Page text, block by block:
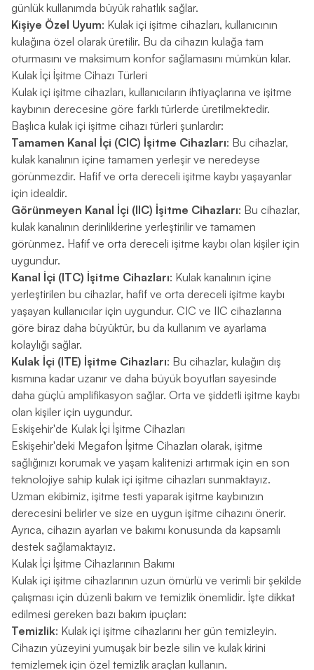
günlük kullanımda büyük rahatlık sağlar.
Kişiye Özel Uyum: Kulak içi işitme cihazları, kullanıcının
kulağına özel olarak üretilir. Bu da cihazın kulağa tam
oturmasını ve maksimum konfor sağlamasını mümkün kılar.
Kulak İçi İşitme Cihazı Türleri
Kulak içi işitme cihazları, kullanıcıların ihtiyaçlarına ve işitme
kaybının derecesine göre farklı türlerde üretilmektedir.
Başlıca kulak içi işitme cihazı türleri şunlardır:
Tamamen Kanal İçi (CIC) İşitme Cihazları: Bu cihazlar,
kulak kanalının içine tamamen yerleşir ve neredeyse
görünmezdir. Hafif ve orta dereceli işitme kaybı yaşayanlar
için idealdir.
Görünmeyen Kanal İçi (IIC) İşitme Cihazları: Bu cihazlar,
kulak kanalının derinliklerine yerleştirilir ve tamamen
görünmez. Hafif ve orta dereceli işitme kaybı olan kişiler için
uygundur.
Kanal İçi (ITC) İşitme Cihazları: Kulak kanalının içine
yerleştirilen bu cihazlar, hafif ve orta dereceli işitme kaybı
yaşayan kullanıcılar için uygundur. CIC ve IIC cihazlarına
göre biraz daha büyüktür, bu da kullanım ve ayarlama
kolaylığı sağlar.
Kulak İçi (ITE) İşitme Cihazları: Bu cihazlar, kulağın dış
kısmına kadar uzanır ve daha büyük boyutları sayesinde
daha güçlü amplifikasyon sağlar. Orta ve şiddetli işitme kaybı
olan kişiler için uygundur.
Eskişehir'de Kulak İçi İşitme Cihazları
Eskişehir'deki Megafon İşitme Cihazları olarak, işitme
sağlığınızı korumak ve yaşam kalitenizi artırmak için en son
teknolojiye sahip kulak içi işitme cihazları sunmaktayız.
Uzman ekibimiz, işitme testi yaparak işitme kaybınızın
derecesini belirler ve size en uygun işitme cihazını önerir.
Ayrıca, cihazın ayarları ve bakımı konusunda da kapsamlı
destek sağlamaktayız.
Kulak İçi İşitme Cihazlarının Bakımı
Kulak içi işitme cihazlarının uzun ömürlü ve verimli bir şekilde
çalışması için düzenli bakım ve temizlik önemlidir. İşte dikkat
edilmesi gereken bazı bakım ipuçları:
Temizlik: Kulak içi işitme cihazlarını her gün temizleyin.
Cihazın yüzeyini yumuşak bir bezle silin ve kulak kirini
temizlemek için özel temizlik araçları kullanın.